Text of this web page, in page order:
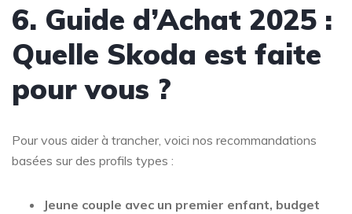
6. Guide d’Achat 2025 :
Quelle Skoda est faite
pour vous ?
Pour vous aider à trancher, voici nos recommandations
basées sur des profils types :
Jeune couple avec un premier enfant, budget